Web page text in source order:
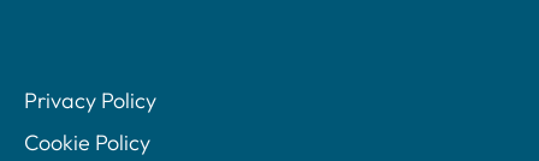
Privacy Policy
Cookie Policy